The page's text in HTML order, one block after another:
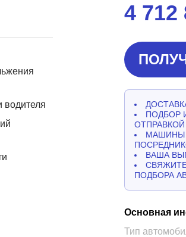
водителя
4 712
ПОДБОР
ОТПРАВКОЙ
МАШИНЫ
ВАША
ПОДБОРА
Основная
Тип